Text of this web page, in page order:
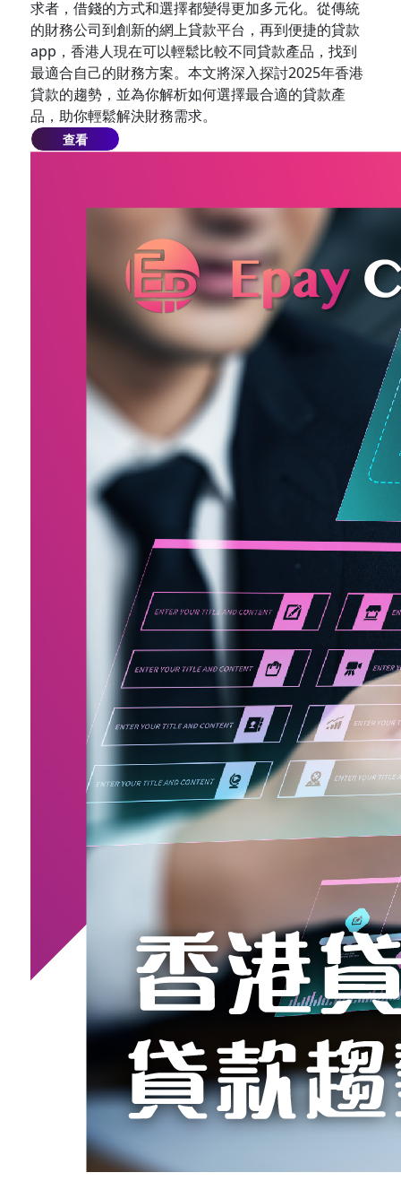
求者，借錢的方式和選擇都變得更加多元化。從傳統
的財務公司到創新的網上貸款平台，再到便捷的貸款
app，香港人現在可以輕鬆比較不同貸款產品，找到
最適合自己的財務方案。本文將深入探討2025年香港
貸款的趨勢，並為你解析如何選擇最合適的貸款產
品，助你輕鬆解決財務需求。
查看